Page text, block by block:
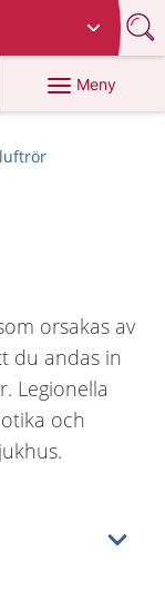
Meny
orsakas av
du andas in
Legionella
och